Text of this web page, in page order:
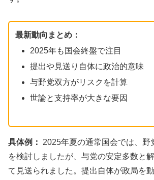
最新動向まとめ：
2025年も国会終盤で注目
提出や見送り自体に政治的意味
与野党双方がリスクを計算
世論と支持率が大きな要因
具体例：
2025年夏の通常国会では、野
を検討しましたが、与党の安定多数と
て見送られました。提出自体が政局を